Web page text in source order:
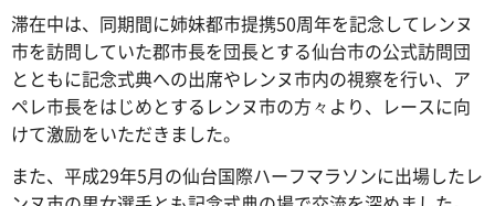
滞在中は、同期間に姉妹都市提携50周年を記念してレンヌ
市を訪問していた郡市長を団長とする仙台市の公式訪問団
とともに記念式典への出席やレンヌ市内の視察を行い、ア
ペレ市長をはじめとするレンヌ市の方々より、レースに向
けて激励をいただきました。
また、平成29年5月の仙台国際ハーフマラソンに出場したレ